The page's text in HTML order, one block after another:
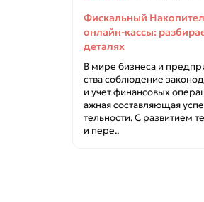
Фискальный
онлайн-кассы:
деталях
В мире бизнеса и
ства соблюдение
и учет финансовых
ажная составляющая
тельности. С развитием
и пере..